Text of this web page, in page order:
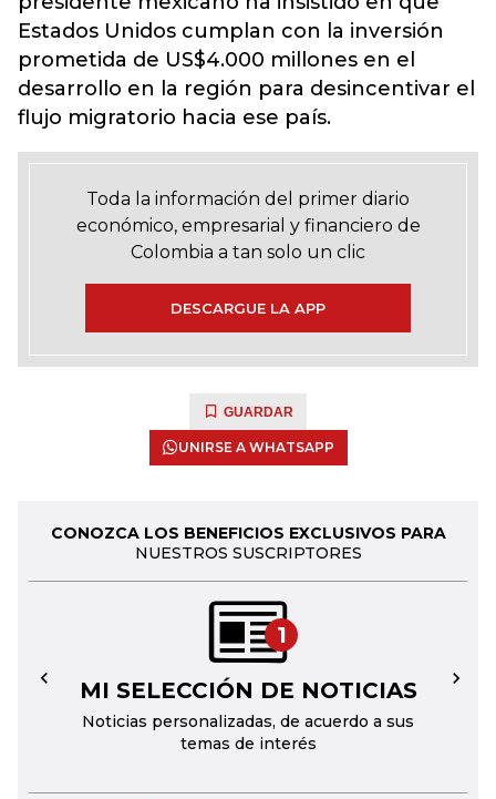
Estados Unidos cumplan con la inversión
prometida de US$4.000 millones en el
desarrollo en la región para desincentivar el
flujo migratorio hacia ese país.
Toda la información del primer diario
económico, empresarial y financiero de
Colombia a tan solo un clic
DESCARGUE LA APP
GUARDAR
UNIRSE A WHATSAPP
CONOZCA LOS BENEFICIOS EXCLUSIVOS PARA
NUESTROS SUSCRIPTORES
1
MI SELECCIÓN DE NOTICIAS
Noticias personalizadas, de acuerdo a sus
temas de interés
← →